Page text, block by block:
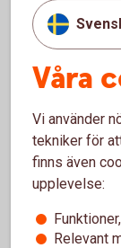
blickar
idéer.
Vad
viktig
Det fina
kunder
hela
Våra
Vi använder
tekniker för
finns även
upplevelse:
Relevant